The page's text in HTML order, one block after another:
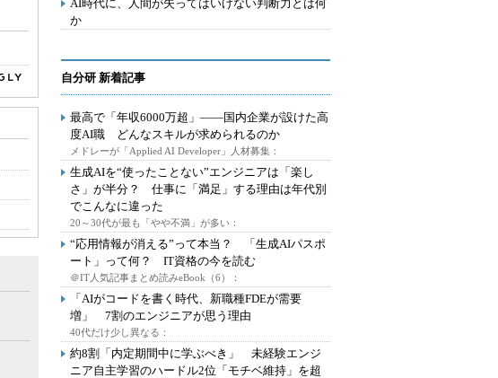
AI時代に、人間が失ってはいけない判断力とは何
か
自分研 新着記事
最高で「年収6000万超」――国内企業が設けた高
度AI職 どんなスキルが求められるのか
メドレーが「Applied AI Developer」人材募集：
生成AIを“使ったことない”エンジニアは「楽し
さ」が半分？ 仕事に「満足」する理由は年代別
でこんなに違った
20～30代が最も「やや不満」が多い：
“応用情報が消える”って本当？ 「生成AIパスポ
ート」って何？ IT資格の今を読む
＠IT人気記事まとめ読みeBook（6）：
「AIがコードを書く時代、新職種FDEが需要
増」 7割のエンジニアが思う理由
40代だけ少し異なる：
約8割「内定期間中に学ぶべき」 未経験エンジ
ニア自主学習のハードル2位「モチベ維持」を超